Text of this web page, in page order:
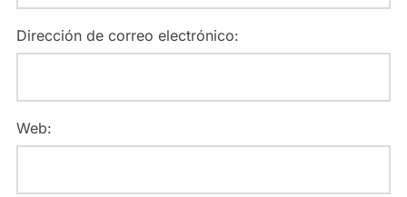
Dirección de correo electrónico:
Web: